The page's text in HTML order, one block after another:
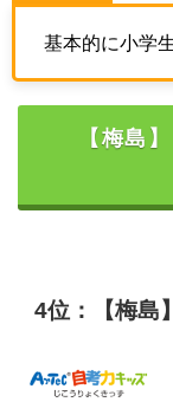
基本的に小学
【梅島
4位：【梅島